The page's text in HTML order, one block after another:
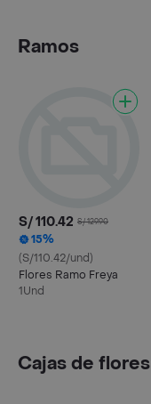
Ramos
S/ 110.42 S/ 129.90
15%
(S/110.42/und)
Flores Ramo Freya
1Und
Cajas de flores